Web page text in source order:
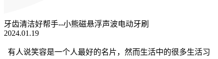
牙齿清洁好帮手--小熊磁悬浮声波电动牙刷
2024.01.19
有人说笑容是一个人最好的名片，然而生活中的很多生活习